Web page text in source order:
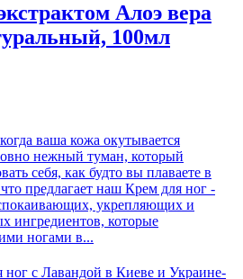
Алоэ вера
100мл
ваша кожа окутывается
нежный туман, который
себя, как будто вы плаваете в
предлагает наш Крем для ног -
укрепляющих и
ингредиентов, которые
ногами в...